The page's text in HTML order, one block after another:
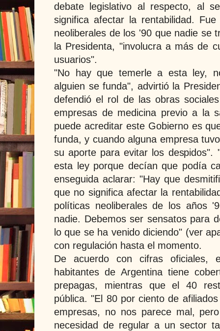
debate legislativo al respecto, al
significa afectar la rentabilidad.
neoliberales de los '90 que nadie se
la Presidenta, "involucra a más de
usuarios".
"No hay que temerle a esta ley,
alguien se funda", advirtió la
defendió el rol de las obras
empresas de medicina previo a la
puede acreditar este Gobierno es
funda, y cuando alguna empresa
su aporte para evitar los despidos".
esta ley porque decían que podía
enseguida aclarar: "Hay que
que no significa afectar la
políticas neoliberales de los años
nadie. Debemos ser sensatos para
lo que se ha venido diciendo" (ver
con regulación hasta el momento.
De acuerdo con cifras
habitantes de Argentina tiene
prepagas, mientras que el 40
pública. "El 80 por ciento de
empresas, no nos parece mal,
necesidad de regular a un sector